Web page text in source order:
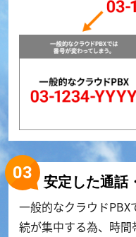
安定した通話
一般的なクラウド
続が集中する為、時